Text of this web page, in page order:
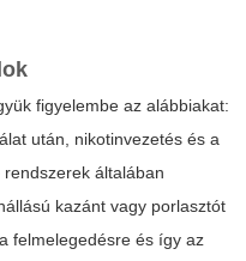
figyelembe az alábbiakat:
után, nikotinvezetés és a
rendszerek általában
kazánt vagy porlasztót
felmelegedésre és így az